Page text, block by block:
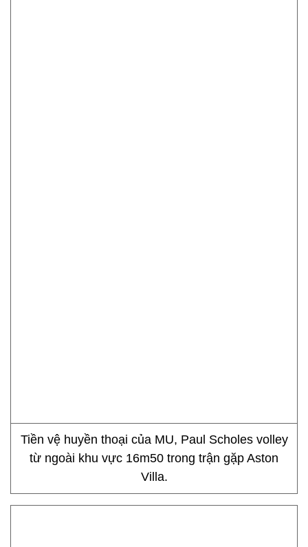
Tiền vệ huyền thoại của MU, Paul Scholes volley
từ ngoài khu vực 16m50 trong trận gặp Aston
Villa.